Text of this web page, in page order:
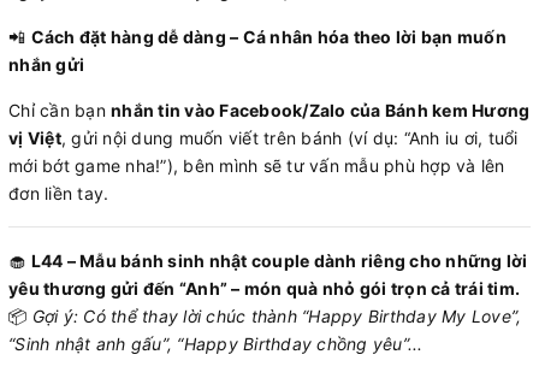
📲 Cách đặt hàng dễ dàng – Cá nhân hóa theo lời bạn muốn
nhắn gửi
Chỉ cần bạn nhắn tin vào Facebook/Zalo của Bánh kem Hương
vị Việt, gửi nội dung muốn viết trên bánh (ví dụ: “Anh iu ơi, tuổi
mới bớt game nha!”), bên mình sẽ tư vấn mẫu phù hợp và lên
đơn liền tay.
🧁 L44 – Mẫu bánh sinh nhật couple dành riêng cho những lời
yêu thương gửi đến “Anh” – món quà nhỏ gói trọn cả trái tim.
📦 Gợi ý: Có thể thay lời chúc thành “Happy Birthday My Love”,
“Sinh nhật anh gấu”, “Happy Birthday chồng yêu”...